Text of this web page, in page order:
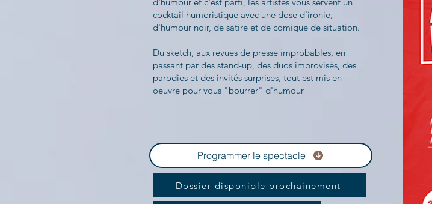
cocktail humoristique avec une dose d'ironie,
d'humour noir, de satire et de comique de situation.
Du sketch, aux revues de presse improbables, en
passant par des stand-up, des duos improvisés, des
parodies et des invités surprises, tout est mis en
oeuvre pour vous "bourrer" d'humour
Programmer le spectacle
Dossier disponible prochainement